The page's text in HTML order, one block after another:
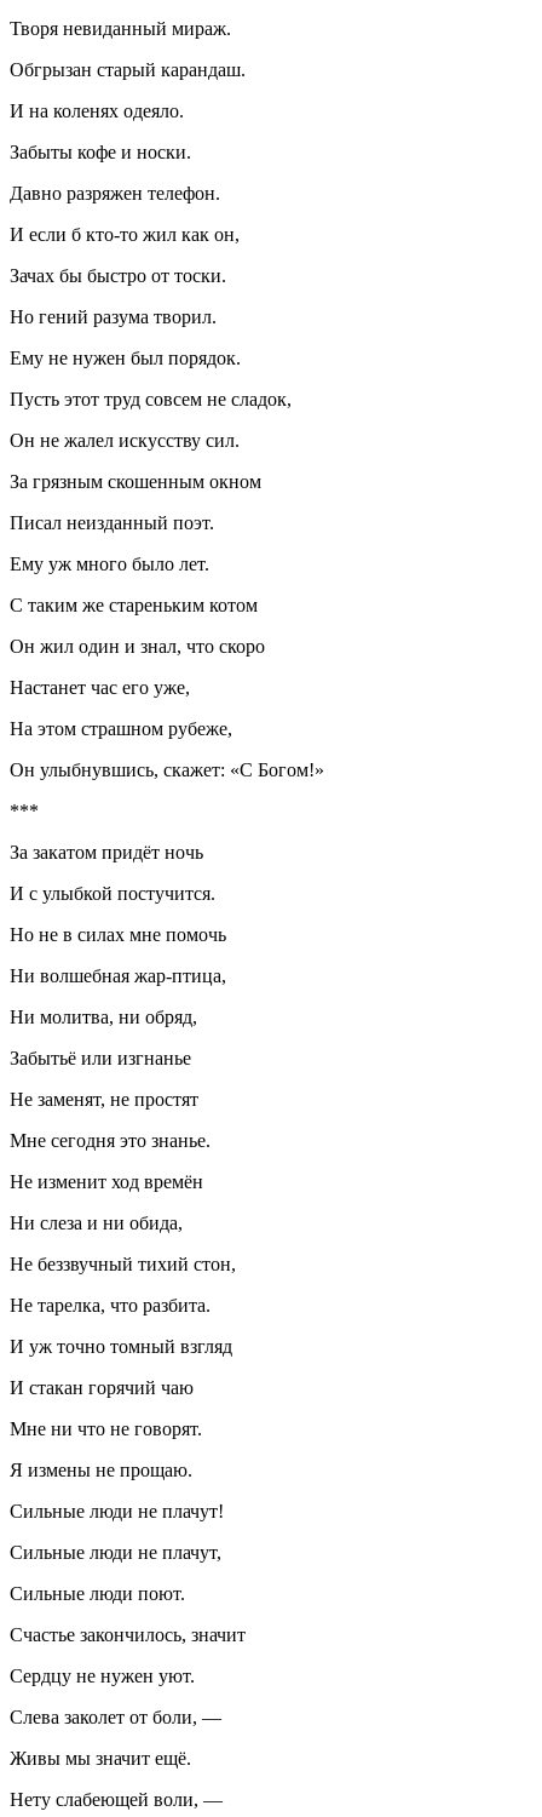
Творя невиданный мираж.
Обгрызан старый карандаш.
И на коленях одеяло.
Забыты кофе и носки.
Давно разряжен телефон.
И если б кто-то жил как он,
Зачах бы быстро от тоски.
Но гений разума творил.
Ему не нужен был порядок.
Пусть этот труд совсем не сладок,
Он не жалел искусству сил.
За грязным скошенным окном
Писал неизданный поэт.
Ему уж много было лет.
С таким же стареньким котом
Он жил один и знал, что скоро
Настанет час его уже,
На этом страшном рубеже,
Он улыбнувшись, скажет: «С Богом!»
***
За закатом придёт ночь
И с улыбкой постучится.
Но не в силах мне помочь
Ни волшебная жар-птица,
Ни молитва, ни обряд,
Забытьё или изгнанье
Не заменят, не простят
Мне сегодня это знанье.
Не изменит ход времён
Ни слеза и ни обида,
Не беззвучный тихий стон,
Не тарелка, что разбита.
И уж точно томный взгляд
И стакан горячий чаю
Мне ни что не говорят.
Я измены не прощаю.
Сильные люди не плачут!
Сильные люди не плачут,
Сильные люди поют.
Счастье закончилось, значит
Сердцу не нужен уют.
Слева заколет от боли, —
Живы мы значит ещё.
Нету слабеющей воли, —